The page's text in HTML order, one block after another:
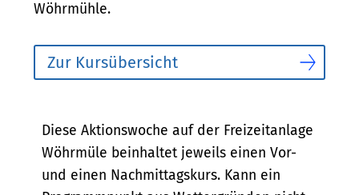
Wöhrmühle.
Zur Kursübersicht
Bescheibung
Diese Aktionswoche auf der Freizeitanlage
Wöhrmüle beinhaltet jeweils einen Vor-
und einen Nachmittagskurs. Kann ein